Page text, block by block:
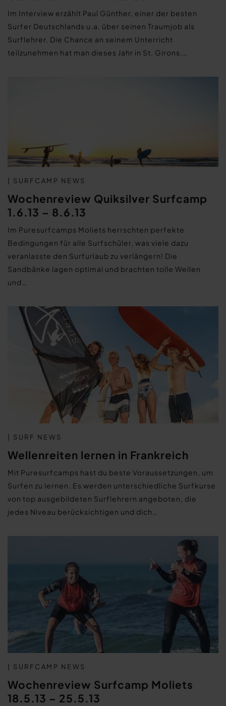
Im Interview erzählt Paul Günther, einer der besten
Surfer Deutschlands u.a. über seinen Traumjob als
Surflehrer. Die Chance an seinem Unterricht
teilzunehmen hat man dieses Jahr in St. Girons,…
| SURFCAMP NEWS
Wochenreview Quiksilver Surfcamp
1.6.13 – 8.6.13
Im Puresurfcamps Moliets herrschten perfekte
Bedingungen für alle Surfschüler, was viele dazu
veranlasste den Surfurlaub zu verlängern! Die
Sandbänke lagen optimal und brachten tolle Wellen
und…
| SURF NEWS
Wellenreiten lernen in Frankreich
Mit Puresurfcamps hast du beste Voraussetzungen, um
Surfen zu lernen. Es werden unterschiedliche Surfkurse
von top ausgebildeten Surflehrern angeboten, die
jedes Niveau berücksichtigen und dich…
| SURFCAMP NEWS
Wochenreview Surfcamp Moliets
18.5.13 – 25.5.13